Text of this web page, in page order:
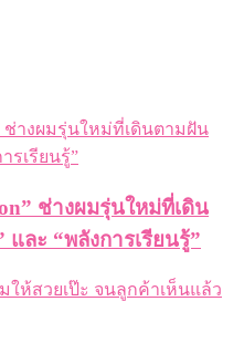
ช่างผมรุ่นใหม่ที่เดิน
ละ “พลังการเรียนรู้”